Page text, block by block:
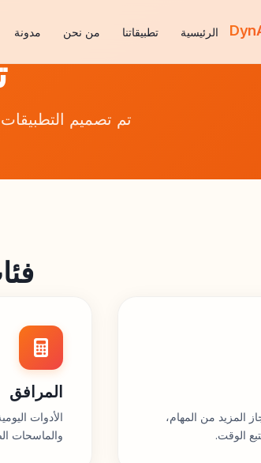
الرئيسية تطبيقاتنا من نحن مدونة
تم تصميم
المزيد من المهام،
الوقت.
المرافق
الأدوات
والماسحات